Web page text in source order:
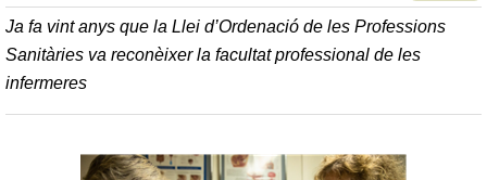
Ja fa vint anys que la Llei d’Ordenació de les Professions
Sanitàries va reconèixer la facultat professional de les
infermeres